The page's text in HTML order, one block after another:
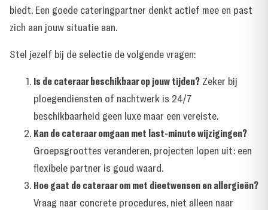
biedt. Een goede cateringpartner denkt actief mee en past
zich aan jouw situatie aan.
Stel jezelf bij de selectie de volgende vragen:
Is de cateraar beschikbaar op jouw tijden? Zeker bij
ploegendiensten of nachtwerk is 24/7
beschikbaarheid geen luxe maar een vereiste.
Kan de cateraar omgaan met last-minute wijzigingen?
Groepsgroottes veranderen, projecten lopen uit: een
flexibele partner is goud waard.
Hoe gaat de cateraar om met dieetwensen en allergieën?
Vraag naar concrete procedures, niet alleen naar